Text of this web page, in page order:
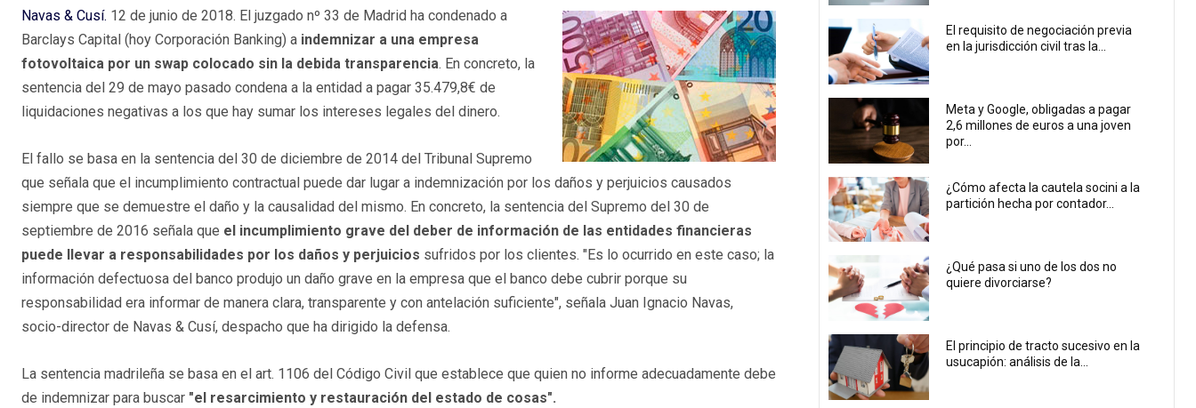
Navas & Cusí. 12 de junio de 2018. El juzgado nº 33 de Madrid ha condenado a
Barclays Capital (hoy Corporación Banking) a indemnizar a una empresa
fotovoltaica por un swap colocado sin la debida transparencia. En concreto, la
sentencia del 29 de mayo pasado condena a la entidad a pagar 35.479,8€ de
liquidaciones negativas a los que hay sumar los intereses legales del dinero.
El fallo se basa en la sentencia del 30 de diciembre de 2014 del Tribunal Supremo
que señala que el incumplimiento contractual puede dar lugar a indemnización por los daños y perjuicios causados
siempre que se demuestre el daño y la causalidad del mismo. En concreto, la sentencia del Supremo del 30 de
septiembre de 2016 señala que el incumplimiento grave del deber de información de las entidades financieras
puede llevar a responsabilidades por los daños y perjuicios sufridos por los clientes. "Es lo ocurrido en este caso; la
información defectuosa del banco produjo un daño grave en la empresa que el banco debe cubrir porque su
responsabilidad era informar de manera clara, transparente y con antelación suficiente", señala Juan Ignacio Navas,
socio-director de Navas & Cusí, despacho que ha dirigido la defensa.
La sentencia madrileña se basa en el art. 1106 del Código Civil que establece que quien no informe adecuadamente debe
de indemnizar para buscar "el resarcimiento y restauración del estado de cosas".
El requisito de negociación previa
en la jurisdicción civil tras la...
Meta y Google, obligadas a pagar
2,6 millones de euros a una joven
por...
¿Cómo afecta la cautela socini a la
partición hecha por contador...
¿Qué pasa si uno de los dos no
quiere divorciarse?
El principio de tracto sucesivo en la
usucapión: análisis de la...